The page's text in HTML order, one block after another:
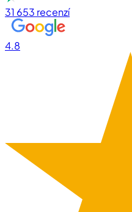
31 653 recenzí
4.8